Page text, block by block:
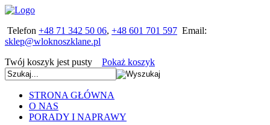
Telefon +48 71 342 50 06, +48 601 701 597 Email:
Twój koszyk jest pusty Pokaż koszyk
STRONA GŁÓWNA
O NAS
PORADY I NAPRAWY